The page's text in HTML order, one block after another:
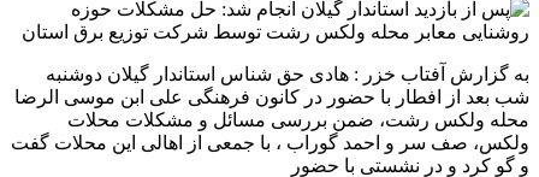
به گزارش آفتاب خزر : هادی حق شناس استاندار گیلان دوشنبه
شب بعد از افطار با حضور در کانون فرهنگی علی ابن موسی الرضا
محله ولکس رشت، ضمن بررسی مسائل و مشکلات محلات
ولکس، صف سر و احمد گوراب ، با جمعی از اهالی این محلات گفت
و گو کرد و در نشستی با حضور